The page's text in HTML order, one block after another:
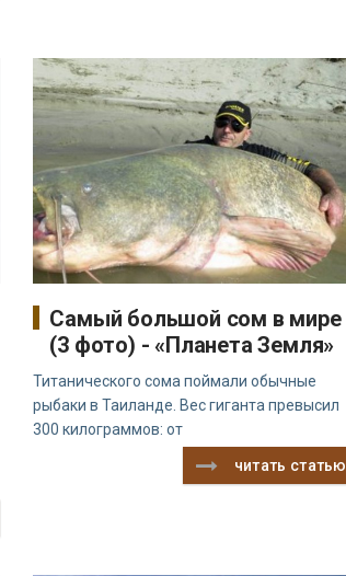
Самый большой сом в мире
(3 фото) - «Планета Земля»
Титанического сома поймали обычные
рыбаки в Таиланде. Вес гиганта превысил
300 килограммов: от
читать статью